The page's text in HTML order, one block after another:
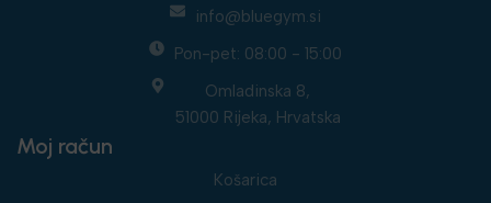
info@bluegym.si
Pon-pet: 08:00 - 15:00
Omladinska 8,
51000 Rijeka, Hrvatska
Moj račun
Košarica